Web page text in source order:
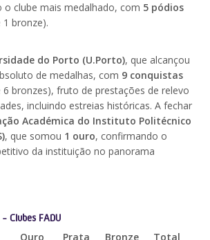
o clube mais medalhado, com 5 pódios
bronze).
do Porto (U.Porto), que alcançou
de medalhas, com 9 conquistas
bronzes), fruto de prestações de relevo
incluindo estreias históricas. A fechar
Académica do Instituto Politécnico
, que somou 1 ouro, confirmando o
da instituição no panorama
Clubes FADU
Ouro Prata Bronze Total